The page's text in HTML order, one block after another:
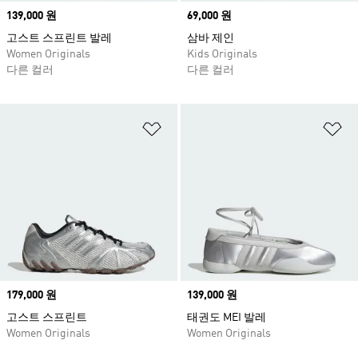
Price
139,000 원
고스트 스프린트 발레
Women Originals
다른 컬러
Price
69,000 원
삼바 제인
Kids Originals
다른 컬러
Price
179,000 원
고스트 스프린트
Women Originals
Price
139,000 원
태권도 MEI 발레
Women Originals